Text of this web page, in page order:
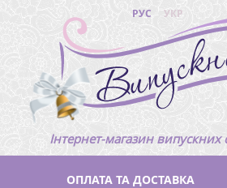
РУС УКР
Інтернет-магазин випускних
ОПЛАТА ТА ДОСТАВКА